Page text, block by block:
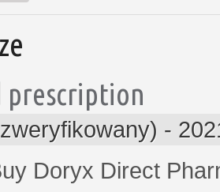
prescription
-
Doryx Direct